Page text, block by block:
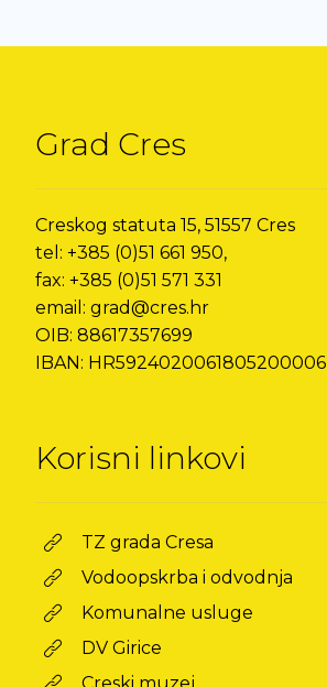
Grad Cres
Creskog statuta 15, 51557 Cres
tel: +385 (0)51 661 950,
fax: +385 (0)51 571 331
email: grad@cres.hr
OIB: 88617357699
IBAN: HR5924020061805200006
Korisni linkovi
TZ grada Cresa
Vodoopskrba i odvodnja
Komunalne usluge
DV Girice